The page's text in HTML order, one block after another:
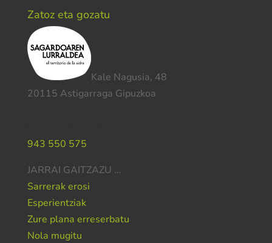
Zatoz eta gozatu
Kale Nagusia, 48
20115 Astigarraga Gipuzkoa
943 550 575
JARRAI GAITZAZU …
Sarrerak erosi
Esperientziak
Zure plana erreserbatu
Nola mugitu